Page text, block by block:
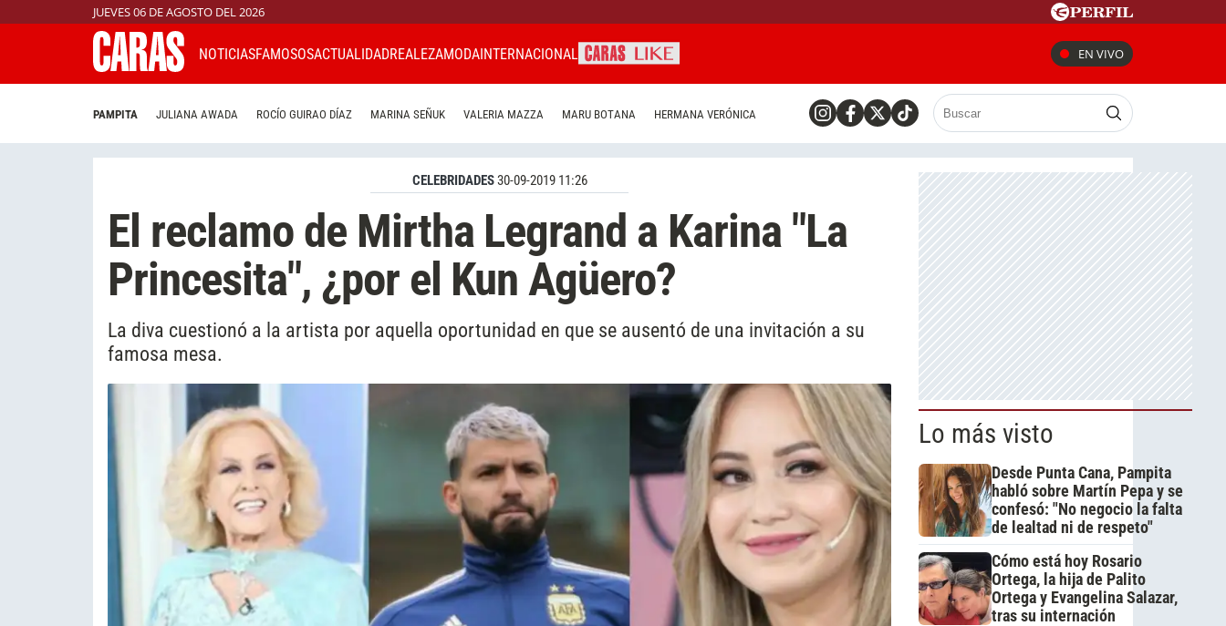
JUEVES 06 DE AGOSTO DEL 2026
NOTICIASFAMOSOSACTUALIDADREALEZAMODAINTERNACIONAL EN VIVO
PAMPITA JULIANA AWADA ROCÍO GUIRAO DÍAZ MARINA SEÑUK VALERIA MAZZA MARU BOTANA HERMANA VERÓNICA
CELEBRIDADES30-09-2019 11:26
El reclamo de Mirtha Legrand a Karina "La
Princesita", ¿por el Kun Agüero?
La diva cuestionó a la artista por aquella oportunidad en que se ausentó de una invitación a su
famosa mesa.
Lo más visto
Desde Punta Cana, Pampita
habló sobre Martín Pepa y se
confesó: "No negocio la falta
de lealtad ni de respeto"
Cómo está hoy Rosario
Ortega, la hija de Palito
Ortega y Evangelina Salazar,
tras su internación